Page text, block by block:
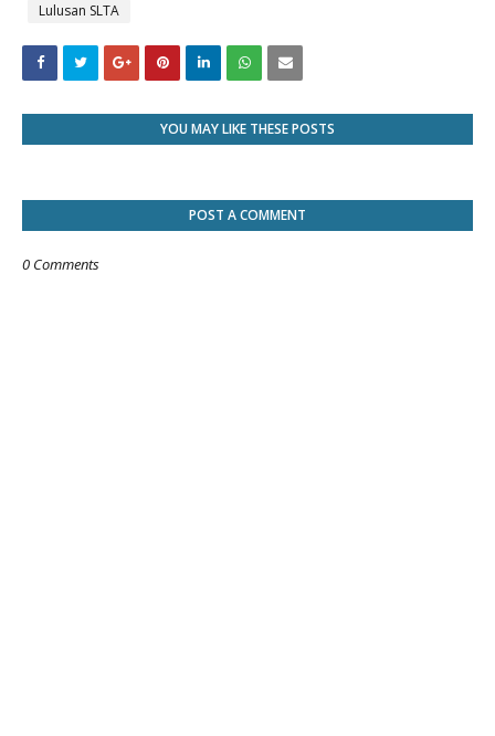
Lulusan SLTA
YOU MAY LIKE THESE POSTS
POST A COMMENT
0 Comments